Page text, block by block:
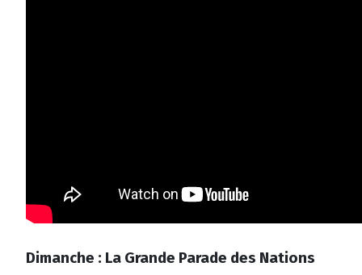
Dimanche : La Grande Parade des Nations